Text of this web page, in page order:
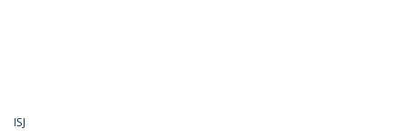
ISJ